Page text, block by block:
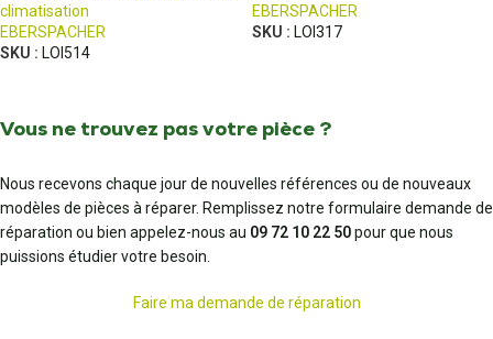
climatisation
EBERSPACHER
SKU : LOI514
EBERSPACHER
SKU : LOI317
Vous ne trouvez pas votre pièce ?
Nous recevons chaque jour de nouvelles références ou de nouveaux
modèles de pièces à réparer. Remplissez notre formulaire demande de
réparation ou bien appelez-nous au 09 72 10 22 50pour que nous
puissions étudier votre besoin.
Faire ma demande de réparation